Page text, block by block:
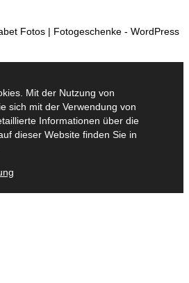
Fotos | Fotogeschenke - WordPress
Mit der Nutzung von
sich mit der Verwendung von
Informationen über die
dieser Website finden Sie in